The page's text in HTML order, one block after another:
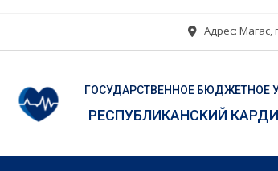
Адрес: Магас,
ГОСУДАРСТВЕННОЕ БЮДЖЕТНОЕ
РЕСПУБЛИКАНСКИЙ